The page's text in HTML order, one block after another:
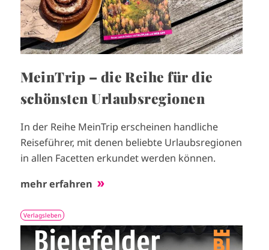
MeinTrip – die Reihe für die
schönsten Urlaubsregionen
In der Reihe MeinTrip erscheinen handliche
Reiseführer, mit denen beliebte Urlaubsregionen
in allen Facetten erkundet werden können.
mehr erfahren
Verlagsleben
m